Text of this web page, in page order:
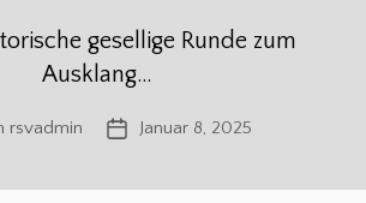
gesellige Runde zum
Ausklang…
rsvadmin Veröffentlichungsdatum
Januar 8, 2025